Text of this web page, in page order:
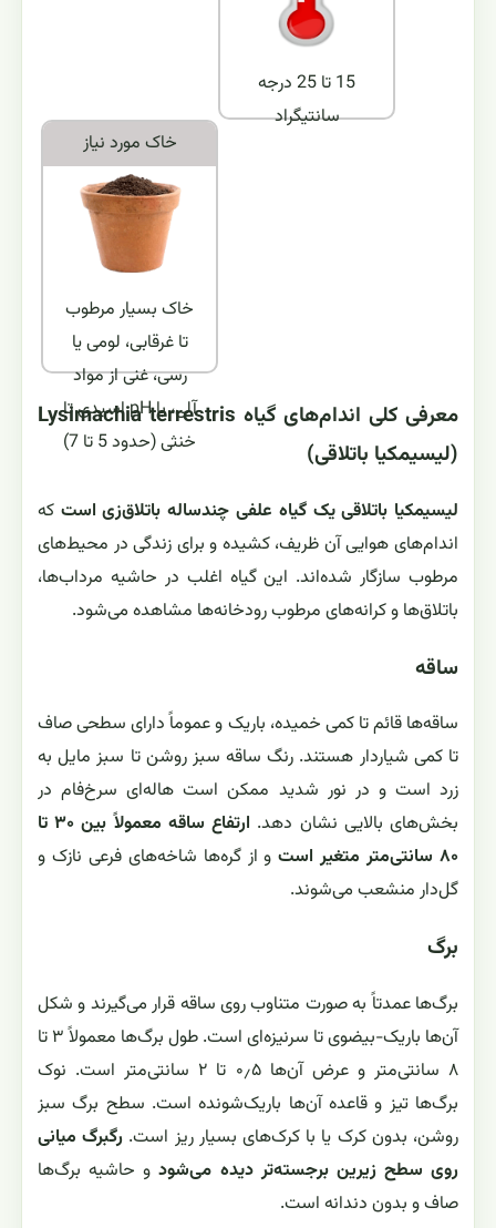
15 تا 25 درجه
سانتیگراد
خاک مورد نياز
خاک بسیار مرطوب
تا غرقابی، لومی یا
رسی، غنی از مواد
آلی، با pH اسیدی تا
خنثی (حدود 5 تا 7)
معرفی کلی اندام‌های گیاه Lysimachia terrestris
(لیسیمکیا باتلاقی)
لیسیمکیا باتلاقی یک گیاه علفی چندساله باتلاق‌زی است که
اندام‌های هوایی آن ظریف، کشیده و برای زندگی در محیط‌های
مرطوب سازگار شده‌اند. این گیاه اغلب در حاشیه مرداب‌ها،
باتلاق‌ها و کرانه‌های مرطوب رودخانه‌ها مشاهده می‌شود.
ساقه
ساقه‌ها قائم تا کمی خمیده، باریک و عموماً دارای سطحی صاف
تا کمی شیاردار هستند. رنگ ساقه سبز روشن تا سبز مایل به
زرد است و در نور شدید ممکن است هاله‌ای سرخ‌فام در
بخش‌های بالایی نشان دهد.
ارتفاع ساقه معمولاً بین ۳۰ تا
۸۰ سانتی‌متر متغیر است
و از گره‌ها شاخه‌های فرعی نازک و
گل‌دار منشعب می‌شوند.
برگ
برگ‌ها عمدتاً به صورت متناوب روی ساقه قرار می‌گیرند و شکل
آن‌ها باریک-بیضوی تا سرنیزه‌ای است. طول برگ‌ها معمولاً ۳ تا
۸ سانتی‌متر و عرض آن‌ها ۰٫۵ تا ۲ سانتی‌متر است. نوک
برگ‌ها تیز و قاعده آن‌ها باریک‌شونده است. سطح برگ سبز
روشن، بدون کرک یا با کرک‌های بسیار ریز است. رگبرگ میانی
روی سطح زیرین برجسته‌تر دیده می‌شودو حاشیه برگ‌ها
صاف و بدون دندانه است.